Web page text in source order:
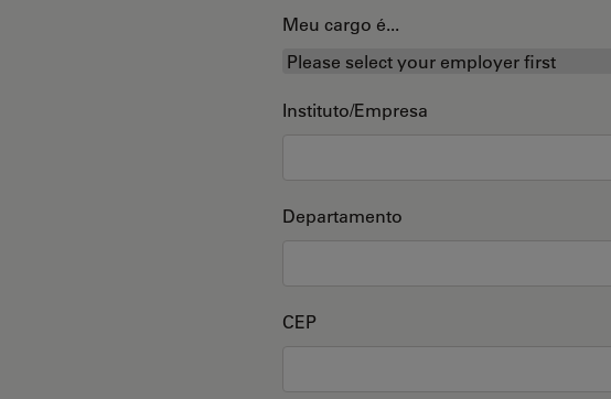
Meu cargo é...
Instituto/Empresa
Departamento
CEP